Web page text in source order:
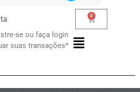
0
se ou faça login
suas transações*